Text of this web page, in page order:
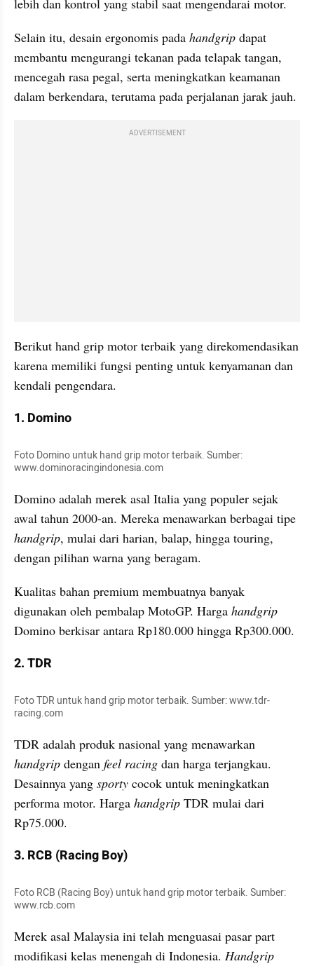
lebih dan kontrol yang stabil saat mengendarai motor.
Selain itu, desain ergonomis pada handgrip dapat
membantu mengurangi tekanan pada telapak tangan,
mencegah rasa pegal, serta meningkatkan keamanan
dalam berkendara, terutama pada perjalanan jarak jauh.
ADVERTISEMENT
Berikut hand grip motor terbaik yang direkomendasikan
karena memiliki fungsi penting untuk kenyamanan dan
kendali pengendara.
1. Domino
Foto Domino untuk hand grip motor terbaik. Sumber:
www.dominoracingindonesia.com
Domino adalah merek asal Italia yang populer sejak
handgrip, mulai dari harian, balap, hingga touring,
dengan pilihan warna yang beragam.
Kualitas bahan premium membuatnya banyak
digunakan oleh pembalap MotoGP. Harga handgrip
Domino berkisar antara Rp180.000 hingga Rp300.000.
2. TDR
Foto TDR untuk hand grip motor terbaik. Sumber: www.tdr-
racing.com
handgrip dengan feel racing dan harga terjangkau.
Desainnya yang sporty cocok untuk meningkatkan
performa motor. Harga handgrip TDR mulai dari
Rp75.000.
3. RCB (Racing Boy)
Foto RCB (Racing Boy) untuk hand grip motor terbaik. Sumber:
www.rcb.com
Merek asal Malaysia ini telah menguasai pasar part
modifikasi kelas menengah di Indonesia. Handgrip